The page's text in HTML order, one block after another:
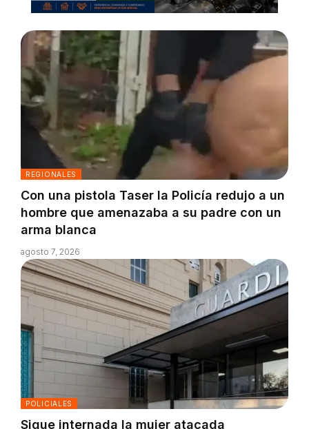
REGIONALES
Con una pistola Taser la Policía redujo a un
hombre que amenazaba a su padre con un
arma blanca
agosto 7, 2026
POLICIALES
Sigue internada la mujer atacada